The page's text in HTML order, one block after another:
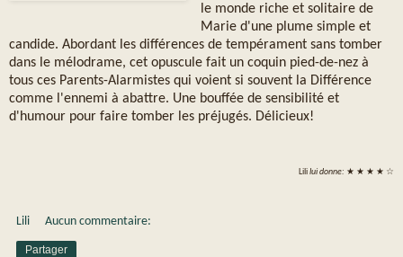
le monde riche et solitaire de
Marie d'une plume simple et
candide. Abordant les différences de tempérament sans tomber
dans le mélodrame, cet opuscule fait un coquin pied-de-nez à
tous ces Parents-Alarmistes qui voient si souvent la Différence
comme l'ennemi à abattre. Une bouffée de sensibilité et
d'humour pour faire tomber les préjugés. Délicieux!
Lililui donne: ★ ★ ★ ★ ☆
Lili Aucun commentaire:
Partager